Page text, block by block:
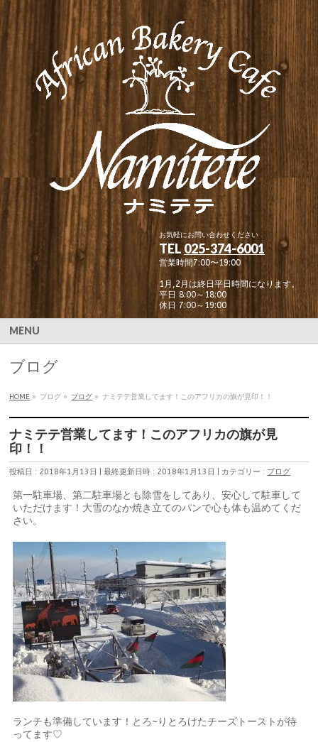
お気軽にお問い合わせください
TEL 025-374-6001
営業時間7:00〜19:00
1月,2月は終日平日時間になります。
平日 8:00～18:00
休日 7:00～19:00
MENU
ブログ
HOME » ブログ » ブログ » ナミテテ営業してます！このアフリカの旗が見印！！
ナミテテ営業してます！このアフリカの旗が見
印！！
投稿日 : 2018年1月13日 最終更新日時 : 2018年1月13日 カテゴリー : ブログ
第一駐車場、第二駐車場とも除雪をしてあり、安心して駐車して
いただけます！大雪のなか焼き立てのパンで心も体も温めてくだ
さい。
ランチも準備しています！とろ~りとろけたチーズトーストが待
ってます♡